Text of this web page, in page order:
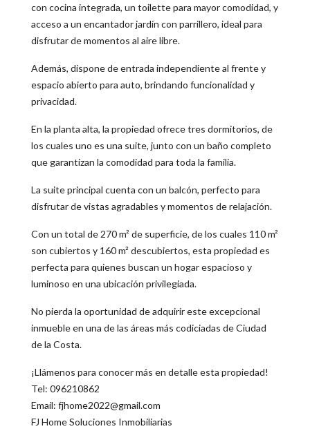
con cocina integrada, un toilette para mayor comodidad, y
acceso a un encantador jardín con parrillero, ideal para
disfrutar de momentos al aire libre.
Además, dispone de entrada independiente al frente y
espacio abierto para auto, brindando funcionalidad y
privacidad.
En la planta alta, la propiedad ofrece tres dormitorios, de
los cuales uno es una suite, junto con un baño completo
que garantizan la comodidad para toda la familia.
La suite principal cuenta con un balcón, perfecto para
disfrutar de vistas agradables y momentos de relajación.
Con un total de 270 m² de superficie, de los cuales 110 m²
son cubiertos y 160 m² descubiertos, esta propiedad es
perfecta para quienes buscan un hogar espacioso y
luminoso en una ubicación privilegiada.
No pierda la oportunidad de adquirir este excepcional
inmueble en una de las áreas más codiciadas de Ciudad
de la Costa.
¡Llámenos para conocer más en detalle esta propiedad!
Tel: 096210862
Email: fjhome2022@gmail.com
FJ Home Soluciones Inmobiliarias